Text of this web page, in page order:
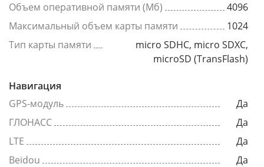
Объем оперативной памяти (Мб)
4096
Максимальный объем карты памяти
1024
Тип карты памяти
micro SDHC, micro SDXC,
microSD (TransFlash)
Навигация
GPS-модуль
Да
ГЛОНАСС
Да
LTE
Да
Beidou
Да